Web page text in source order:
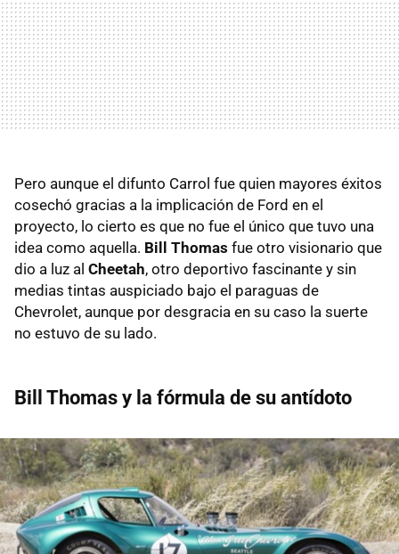
Pero aunque el difunto Carrol fue quien mayores éxitos
cosechó gracias a la implicación de Ford en el
proyecto, lo cierto es que no fue el único que tuvo una
idea como aquella. Bill Thomas fue otro visionario que
dio a luz al Cheetah, otro deportivo fascinante y sin
medias tintas auspiciado bajo el paraguas de
Chevrolet, aunque por desgracia en su caso la suerte
no estuvo de su lado.
Bill Thomas y la fórmula de su antídoto